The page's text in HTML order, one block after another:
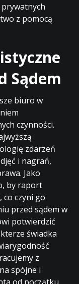
prywatnych
z pomocą
Sądem
biuro w
czynności.
zdarzeń
i nagrań,
Jako
by raport
co czyni go
przed sądem w
potwierdzić
świadka
z
spójne i